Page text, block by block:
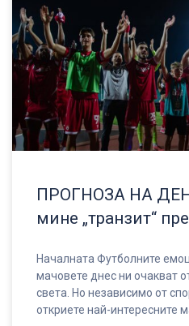
ПРОГНОЗА НА
мине „транзит“
Началната Футболните
мачовете днес ни очакват
света. Но независимо от
откриете най-интересните